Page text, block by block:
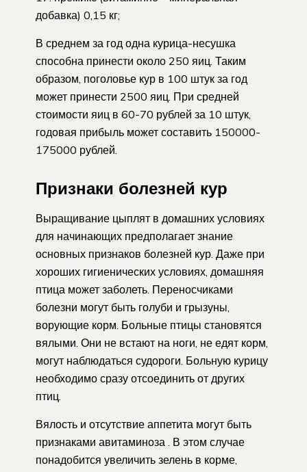
добавка) 0,15 кг;
В среднем за год одна курица-несушка
способна принести около 250 яиц. Таким
образом, поголовье кур в 100 штук за год
может принести 2500 яиц. При средней
стоимости яиц в 60-70 рублей за 10 штук,
годовая прибыль может составить 150000-
175000 рублей.
Признаки болезней кур
Выращивание цыплят в домашних условиях
для начинающих предполагает знание
основных признаков болезней кур. Даже при
хороших гигиенических условиях, домашняя
птица может заболеть. Переносчиками
болезни могут быть голуби и грызуны,
ворующие корм. Больные птицы становятся
вялыми. Они не встают на ноги, не едят корм,
могут наблюдаться судороги. Больную курицу
необходимо сразу отсоединить от других
птиц.
Вялость и отсутствие аппетита могут быть
признаками авитаминоза . В этом случае
понадобится увеличить зелень в корме,